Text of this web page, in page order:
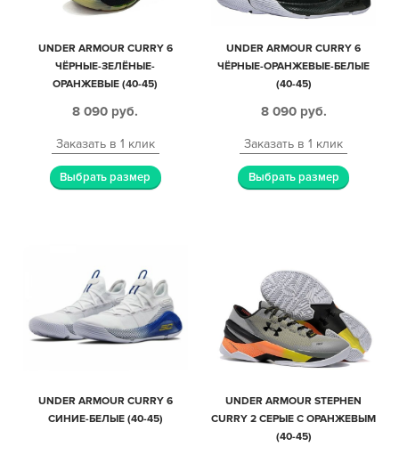
UNDER ARMOUR CURRY 6
ЧЁРНЫЕ-ЗЕЛЁНЫЕ-
ОРАНЖЕВЫЕ (40-45)
8 090 руб.
Заказать в 1 клик
Выбрать размер
UNDER ARMOUR CURRY 6
ЧЁРНЫЕ-ОРАНЖЕВЫЕ-БЕЛЫЕ
(40-45)
8 090 руб.
Заказать в 1 клик
Выбрать размер
UNDER ARMOUR CURRY 6
СИНИЕ-БЕЛЫЕ (40-45)
UNDER ARMOUR STEPHEN
CURRY 2 СЕРЫЕ С ОРАНЖЕВЫМ
(40-45)